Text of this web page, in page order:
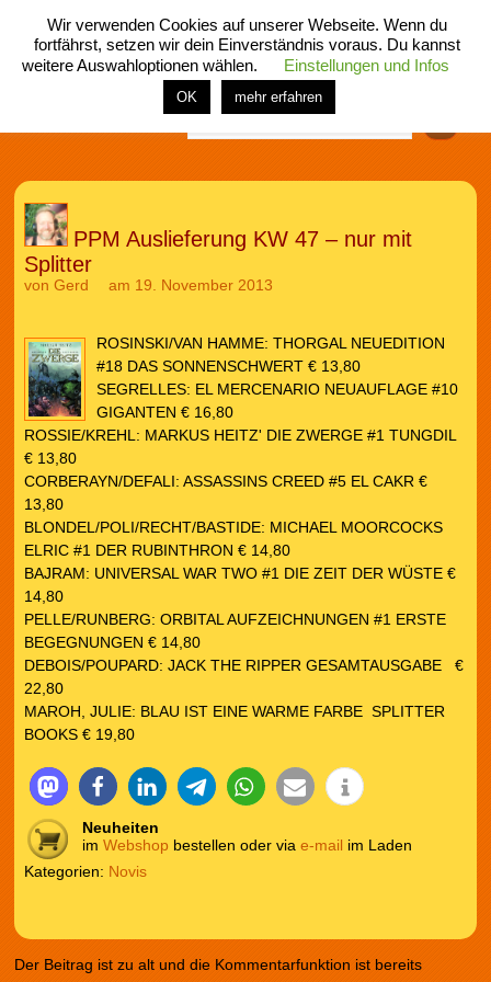
menü
home rubrik buch comic spiel fotos shop
PPM Auslieferung KW 47 – nur mit
Splitter
von Gerd am 19. November 2013
ROSINSKI/VAN HAMME: THORGAL NEUEDITION
#18 DAS SONNENSCHWERT € 13,80
SEGRELLES: EL MERCENARIO NEUAUFLAGE #10
GIGANTEN € 16,80
ROSSIE/KREHL: MARKUS HEITZ' DIE ZWERGE #1 TUNGDIL
€ 13,80
CORBERAYN/DEFALI: ASSASSINS CREED #5 EL CAKR €
13,80
BLONDEL/POLI/RECHT/BASTIDE: MICHAEL MOORCOCKS
ELRIC #1 DER RUBINTHRON € 14,80
BAJRAM: UNIVERSAL WAR TWO #1 DIE ZEIT DER WÜSTE €
14,80
PELLE/RUNBERG: ORBITAL AUFZEICHNUNGEN #1 ERSTE
BEGEGNUNGEN € 14,80
DEBOIS/POUPARD: JACK THE RIPPER GESAMTAUSGABE €
22,80
MAROH, JULIE: BLAU IST EINE WARME FARBE SPLITTER
BOOKS € 19,80
Neuheiten
im Webshop bestellen oder via e-mail im Laden
Kategorien: Novis
Der Beitrag ist zu alt und die Kommentarfunktion ist bereits
Wir verwenden Cookies auf unserer Webseite. Wenn du
fortfährst, setzen wir dein Einverständnis voraus. Du kannst
weitere Auswahloptionen wählen.
Einstellungen und Infos
OK mehr erfahren